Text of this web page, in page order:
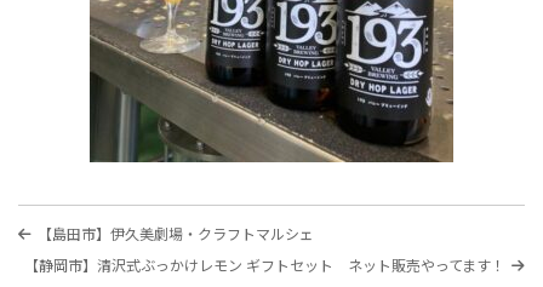
投
稿
過
【島田市】伊久美劇場・クラフトマルシェ
次
【静岡市】清沢式ぶっかけレモン ギフトセット ネット販売やってます！